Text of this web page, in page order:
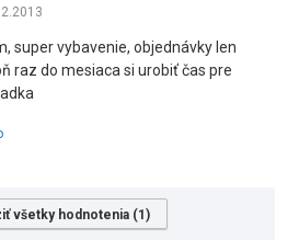
super vybavenie, objednávky len
raz do mesiaca si urobiť čas pre
všetky hodnotenia (1)